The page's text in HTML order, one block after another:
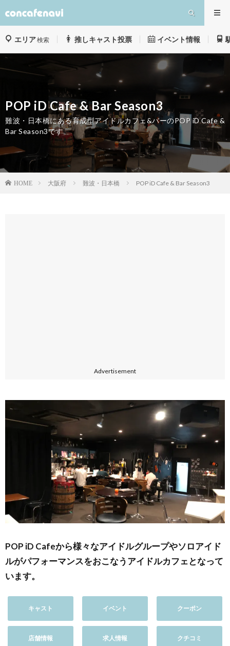
エリア検索 推しキャスト投票 イベント情報
POP iD Cafe & Bar Season3
難波・日本橋にある育成型アイドルカフェ&バーのPOP iD Cafe &
Bar Season3です。
HOME 大阪府 難波・日本橋 POP iD Cafe & Bar Season3
Advertisement
POP iD Cafeから様々なアイドルグループやソロアイド
ルがパフォーマンスをおこなうアイドルカフェとなって
います。
キャスト イベント クーポン
店舗情報 求人情報 クチコミ